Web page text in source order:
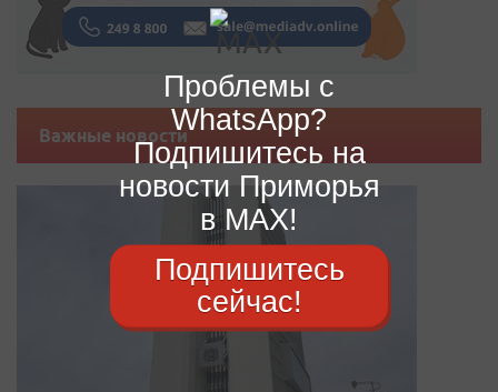
Важные новости
Проблемы с
WhatsApp?
Подпишитесь на
новости Приморья
в MAX!
Подпишитесь
сейчас!